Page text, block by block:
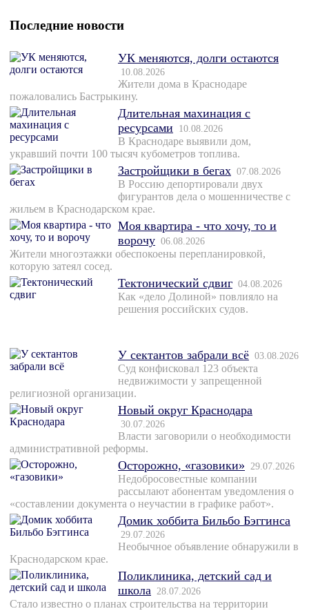
Последние новости
УК меняются, долги остаются
10.08.2026
Жители дома в Краснодаре
пожаловались Бастрыкину.
Длительная махинация с
ресурсами
10.08.2026
В Краснодаре выявили дом,
укравший почти 100 тысяч кубометров топлива.
Застройщики в бегах 07.08.2026
В Россию депортировали двух
фигурантов дела о мошенничестве с
жильем в Краснодарском крае.
Моя квартира - что хочу, то и
ворочу 06.08.2026
Жители многоэтажки обеспокоены перепланировкой,
которую затеял сосед.
Тектонический сдвиг 04.08.2026
Как «дело Долиной» повлияло на
решения российских судов.
У сектантов забрали всё 03.08.2026
Суд конфисковал 123 объекта
недвижимости у запрещенной
религиозной организации.
Новый округ Краснодара
30.07.2026
Власти заговорили о необходимости
административной реформы.
Осторожно, «газовики» 29.07.2026
Недобросовестные компании
рассылают абонентам уведомления о
«составлении документа о неучастии в графике работ».
Домик хоббита Бильбо Бэггинса
29.07.2026
Необычное объявление обнаружили в
Краснодарском крае.
Поликлиника, детский сад и
школа 28.07.2026
Стало известно о планах строительства на территории